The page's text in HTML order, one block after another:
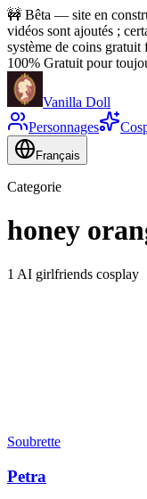
🚧 Bêta — site en
vidéos sont ajoutés ;
système de coins
100% Gratuit pour
Vanilla Doll
Personnages
Français
Categorie
honey
1 AI girlfriends cosplay
Soubrette
Petra